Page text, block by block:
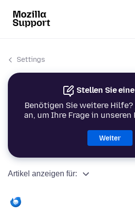
Settings
Stellen Sie
Benötigen Sie weitere
an, um Ihre Frage in unseren
Weiter
Artikel anzeigen für: